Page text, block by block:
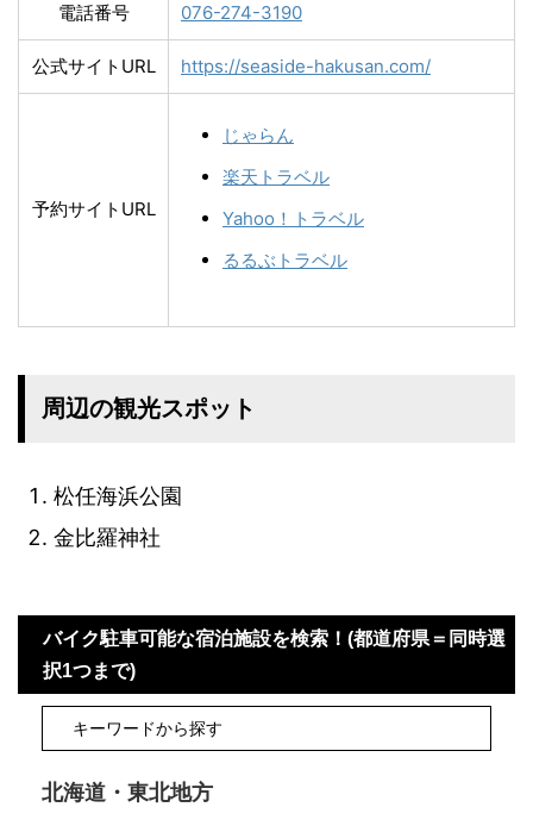
電話番号 076-274-3190
公式サイトURL https://seaside-hakusan.com/
予約サイトURL
じゃらん
楽天トラベル
Yahoo！トラベル
るるぶトラベル
周辺の観光スポット
松任海浜公園
金比羅神社
バイク駐車可能な宿泊施設を検索！(都道府県＝同時選
択1つまで)
北海道・東北地方